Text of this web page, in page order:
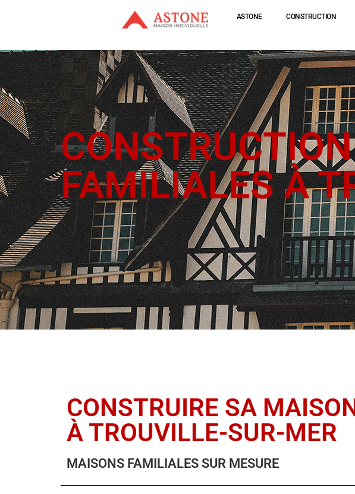
ASTONE CONSTRUCTION
FAMILIALES À
CONSTRUIRE SA
À TROUVILLE-SUR-MER
MAISONS FAMILIALES SUR MESURE